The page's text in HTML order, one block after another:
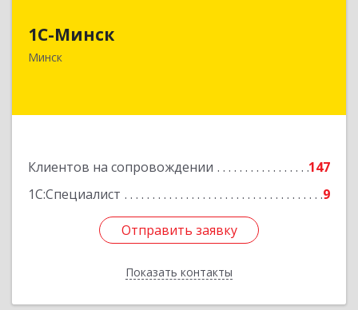
1С-Минск
Минск
Клиентов на сопровождении
147
1С:Специалист
9
Отправить заявку
Показать контакты
220125, г. Минск, ул. Шафарнянская, д. 11, ком.
Отправить заявку
Назад